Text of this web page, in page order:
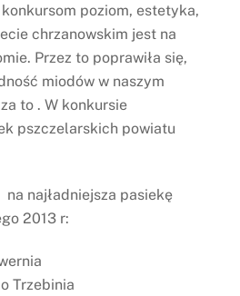
poziom, estetyka,
chrzanowskim jest na
Przez to poprawiła się,
miodów w naszym
to . W konkursie
pszczelarskich powiatu
najładniejsza pasiekę
2013 r:
Trzebinia